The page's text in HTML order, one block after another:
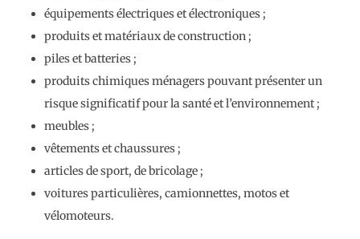
équipements électriques et électroniques ;
produits et matériaux de construction ;
piles et batteries ;
produits chimiques ménagers pouvant présenter un
risque significatif pour la santé et l’environnement ;
meubles ;
vêtements et chaussures ;
articles de sport, de bricolage ;
voitures particulières, camionnettes, motos et
vélomoteurs.